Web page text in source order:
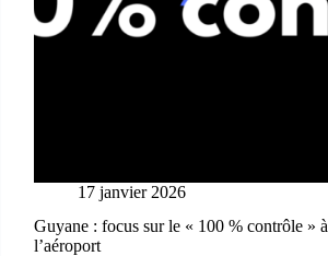
17 janvier 2026
Guyane : focus sur le « 100 % contrôle » à
l’aéroport